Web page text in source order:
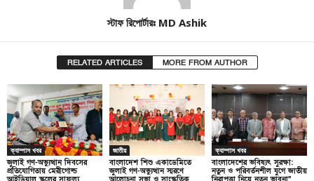
স্টাফ রিপোর্টারঃ MD Ashik
RELATED ARTICLES MORE FROM AUTHOR
ক্যাম্পাস খবর
জুলাই গণ-অভ্যুত্থান দিবসের
প্রতিযোগিতায় মেরীগোল্ড
জাতীয়
বাংলাদেশ শিশু একাডেমিতে
জুলাই গণ-অভ্যুত্থান স্মরণে
ক্যাম্পাস খবর
বাংলাদেশের ভবিষ্যৎ সুরক্ষা:
নতুন ও পরিবর্তনশীল যুগে জাতীয়